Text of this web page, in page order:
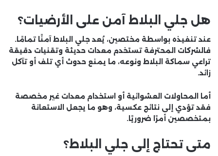
هل جلي البلاط آمن على الأرضيات؟
عند تنفيذه بواسطة مختصين، يُعد جلي البلاط آمنًا تمامًا.
فالشركات المحترفة تستخدم معدات حديثة وتقنيات دقيقة
تراعي سماكة البلاط ونوعه، ما يمنع حدوث أي تلف أو تآكل
زائد.
أما المحاولات العشوائية أو استخدام معدات غير مخصصة
فقد تؤدي إلى نتائج عكسية، وهو ما يجعل الاستعانة
بمتخصصين أمرًا ضروريًا.
متى تحتاج إلى جلي البلاط؟